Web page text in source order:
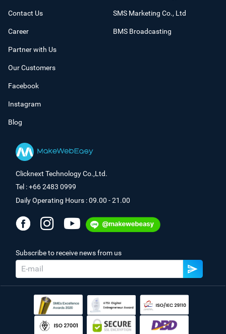
Contact Us
Career
Partner with Us
Our Customers
Facebook
Instagram
Blog
SMS Marketing Co., Ltd
BMS Broadcasting
Clicknext Technology Co.,Ltd.
Tel : +66 2483 0999
Daily Operating Hours : 09.00 - 21.00
Subscribe to receive news from us